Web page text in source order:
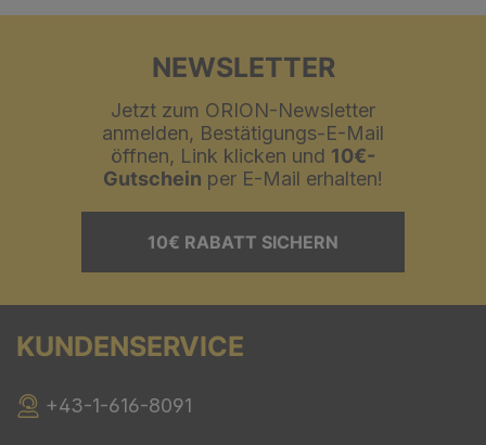
NEWSLETTER
Jetzt zum ORION-Newsletter
anmelden, Bestätigungs-E-Mail
öffnen, Link klicken und 10€-
Gutschein per E-Mail erhalten!
10€ RABATT SICHERN
KUNDENSERVICE
+43-1-616-8091